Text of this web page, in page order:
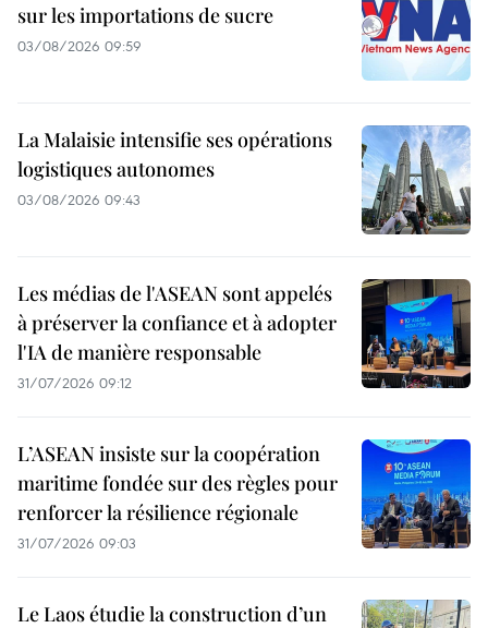
sur les importations de sucre
03/08/2026 09:59
La Malaisie intensifie ses opérations
logistiques autonomes
03/08/2026 09:43
Les médias de l'ASEAN sont appelés
à préserver la confiance et à adopter
l'IA de manière responsable
31/07/2026 09:12
L’ASEAN insiste sur la coopération
maritime fondée sur des règles pour
renforcer la résilience régionale
31/07/2026 09:03
Le Laos étudie la construction d’un